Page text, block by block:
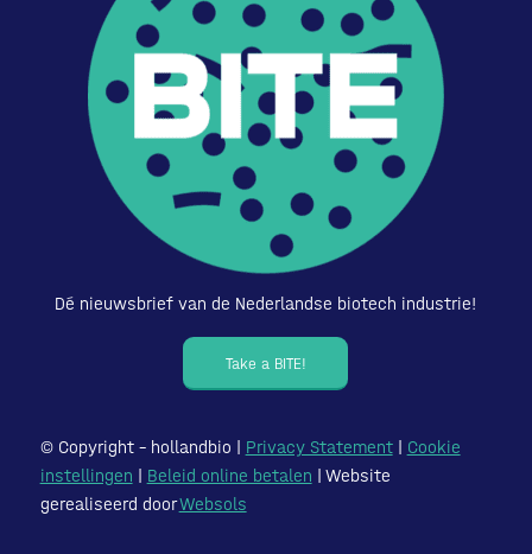
Dé nieuwsbrief van de Nederlandse biotech industrie!
Take a BITE!
© Copyright – hollandbio | Privacy Statement| Cookie
instellingen | Beleid online betalen | Website
gerealiseerd doorWebsols